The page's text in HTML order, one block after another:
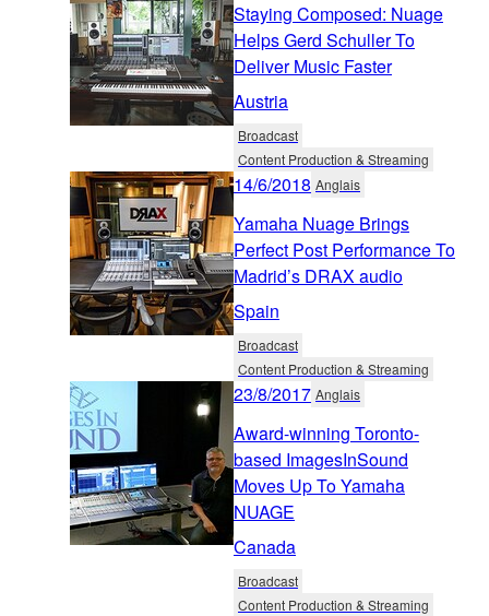
Staying Composed: Nuage
Helps Gerd Schuller To
Deliver Music Faster
Austria
Broadcast
Content Production & Streaming
14/6/2018 Anglais
Yamaha Nuage Brings
Perfect Post Performance To
Madrid’s DRAX audio
Spain
Broadcast
Content Production & Streaming
23/8/2017 Anglais
Award-winning Toronto-
based ImagesInSound
Moves Up To Yamaha
NUAGE
Canada
Broadcast
Content Production & Streaming